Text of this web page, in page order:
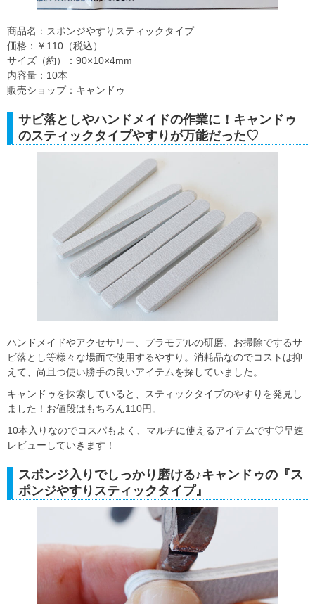
商品名：スポンジやすりスティックタイプ
価格：￥110（税込）
サイズ（約）：90×10×4mm
内容量：10本
販売ショップ：キャンドゥ
サビ落としやハンドメイドの作業に！キャンドゥ
のスティックタイプやすりが万能だった♡
ハンドメイドやアクセサリー、プラモデルの研磨、お掃除でするサ
ビ落とし等様々な場面で使用するやすり。消耗品なのでコストは抑
えて、尚且つ使い勝手の良いアイテムを探していました。
キャンドゥを探索していると、スティックタイプのやすりを発見し
ました！お値段はもちろん110円。
10本入りなのでコスパもよく、マルチに使えるアイテムです♡早速
レビューしていきます！
スポンジ入りでしっかり磨ける♪キャンドゥの『ス
ポンジやすりスティックタイプ』